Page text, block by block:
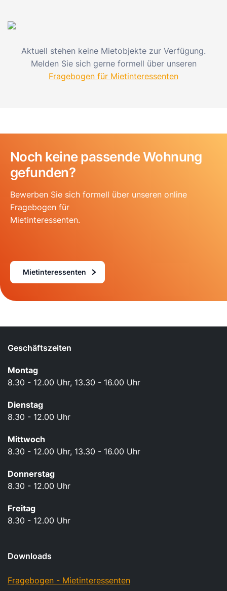
Aktuell stehen keine Mietobjekte zur Verfügung.
Melden Sie sich gerne formell über unseren
Fragebogen für Mietinteressenten
Noch keine passende Wohnung
gefunden?
Bewerben Sie sich formell über unseren online
Fragebogen für
Mietinteressenten.
Mietinteressenten
Geschäftszeiten
Montag
8.30 - 12.00 Uhr, 13.30 - 16.00 Uhr
Dienstag
8.30 - 12.00 Uhr
Mittwoch
8.30 - 12.00 Uhr, 13.30 - 16.00 Uhr
Donnerstag
8.30 - 12.00 Uhr
Freitag
8.30 - 12.00 Uhr
Downloads
Fragebogen - Mietinteressenten